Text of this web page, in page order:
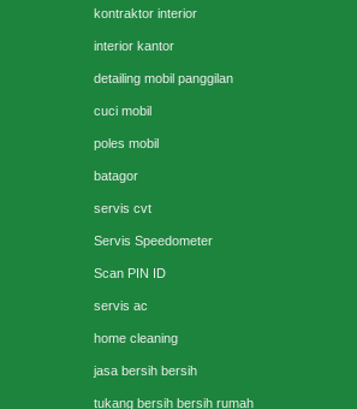
kontraktor interior
interior kantor
detailing mobil panggilan
cuci mobil
poles mobil
batagor
servis cvt
Servis Speedometer
Scan PIN ID
servis ac
home cleaning
jasa bersih bersih
tukang bersih bersih rumah